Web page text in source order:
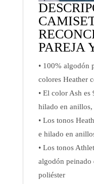
PAREJA
• 100% algodón
colores Heather
• El color Ash
hilado en
• Los tonos
e hilado en
• Los tonos
algodón peinado
poliéster